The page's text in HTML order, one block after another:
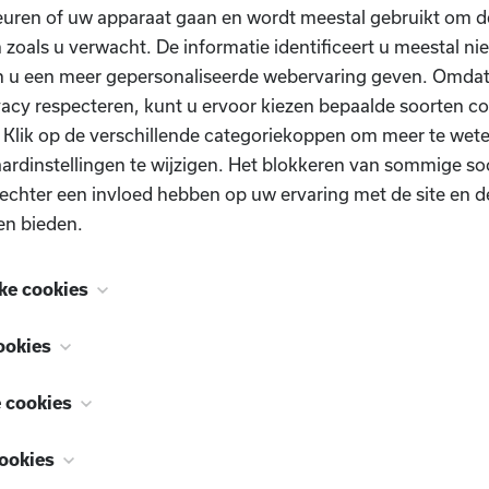
of uw apparaat gaan en wordt meestal gebruikt om
zoals u verwacht. De informatie identificeert u meestal
u een meer gepersonaliseerde webervaring geven.
respecteren, kunt u ervoor kiezen bepaalde soorten
op de verschillende categoriekoppen om meer te
te wijzigen. Het blokkeren van sommige
een invloed hebben op uw ervaring met de site en
bieden.
cookies
zijn noodzakelijk voor het functioneren van de website
Ze worden meestal alleen ingesteld als reactie
uitgevoerd en die neerkomen op een verzoek om
uw privacyvoorkeuren, inloggen of het invullen van
zo instellen dat deze u waarschuwt voor deze cookies
ook bekend als "functionaliteitscookies", stellen een
u in het verleden hebt gemaakt te onthouden, zoals
welke regio u weerrapporten wilt of wat uw
ook bekend als "prestatiecookies", verzamelen
gebruikt, zoals welke pagina's u hebt bezocht en op welke